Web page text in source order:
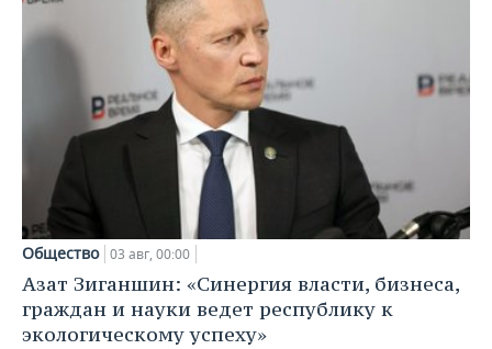
Камчатский край 1.000.000,00
0,00
Республика Крым 0,00
Республика
Адыгея (Адыгея)
0,00 1.800.000,00
Тюменская
область
Ленинградская
область
82.500,00 0,00
Общество 03 авг, 00:00
Азат Зиганшин: «Синергия власти, бизнеса,
граждан и науки ведет республику к
экологическому успеху»